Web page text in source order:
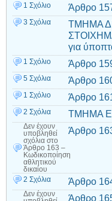
1 Σχόλιο Άρθρο
3 Σχόλια
ΤΜΗΜΑ
για
1 Σχόλιο Άρθρο
5 Σχόλια Άρθρο
1 Σχόλιο Άρθρο
2 Σχόλια ΤΜΗΜΑ Ε΄
Δεν έχουν
υποβληθεί
σχόλια στο
Άρθρο 163 –
Κωδικοποίηση
αθλητικού
δικαίου
Άρθρο
2 Σχόλια Άρθρο 164
Δεν έχουν
Άρθρο